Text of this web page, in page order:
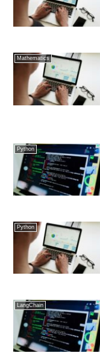
Mathematics
Python
Python
LangChain